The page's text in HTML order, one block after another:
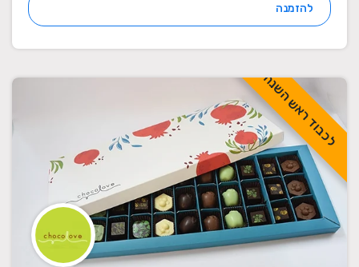
להזמנה
לכבוד ראש השנה